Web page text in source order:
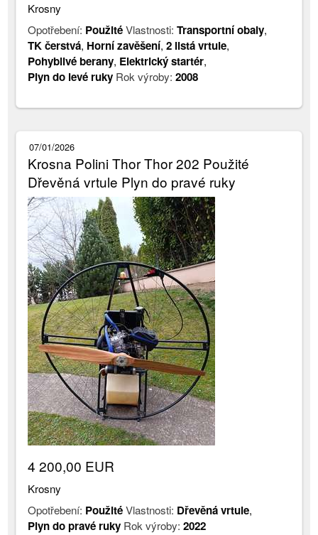
Krosny
Opotřebení: PoužitéVlastnosti:Transportní obaly,
TK čerstvá, Horní zavěšení,2 listá vrtule,
Pohyblivé berany, Elektrický startér,
Plyn do levé ruky Rok výroby:2008
07/01/2026
Krosna Polini Thor Thor 202 Použité
Dřevěná vrtule Plyn do pravé ruky
4 200,00 EUR
Krosny
Opotřebení: PoužitéVlastnosti: Dřevěná vrtule,
Plyn do pravé ruky Rok výroby:2022